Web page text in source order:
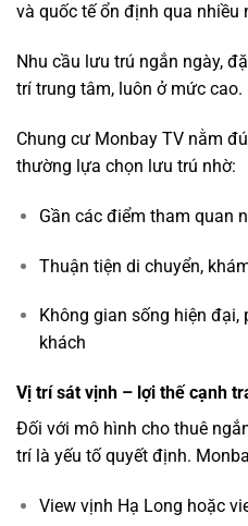
và quốc tế ổn định qua nhiều
Nhu cầu lưu trú ngắn ngày,
trí trung tâm, luôn ở mức cao.
Chung cư Monbay TV nằm
thường lựa chọn lưu trú nhờ:
Gần các điểm tham quan
Thuận tiện di chuyển,
Không gian sống hiện
khách
Vị trí sát vịnh – lợi thế cạnh
Đối với mô hình cho thuê
trí là yếu tố quyết định.
View vịnh Hạ Long hoặc